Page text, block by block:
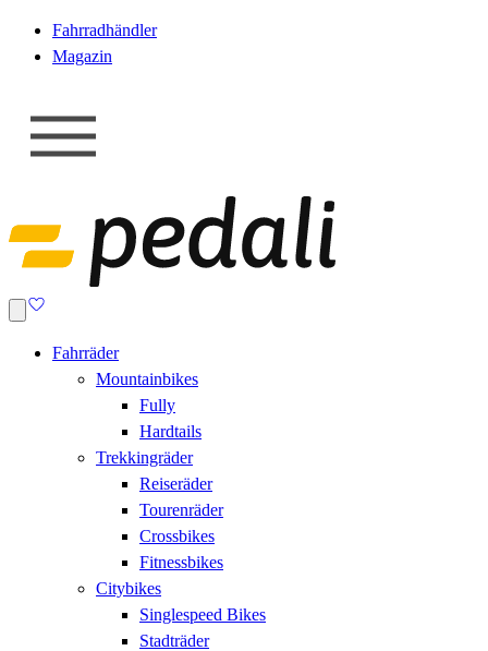
Fahrradhändler
Magazin
Fahrräder
Mountainbikes
Fully
Hardtails
Trekkingräder
Reiseräder
Tourenräder
Crossbikes
Fitnessbikes
Citybikes
Singlespeed Bikes
Stadträder